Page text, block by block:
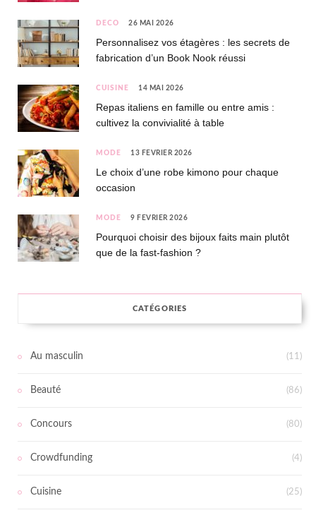
DÉCO 26 MAI 2026
Personnalisez vos étagères : les secrets de
fabrication d’un Book Nook réussi
CUISINE 14 MAI 2026
Repas italiens en famille ou entre amis :
cultivez la convivialité à table
MODE 13 FÉVRIER 2026
Le choix d’une robe kimono pour chaque
occasion
MODE 9 FÉVRIER 2026
Pourquoi choisir des bijoux faits main plutôt
que de la fast-fashion ?
CATÉGORIES
Au masculin (11)
Beauté (86)
Concours (80)
Crowdfunding (4)
Cuisine (25)